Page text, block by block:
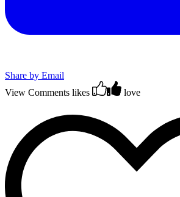
Share by Email
View Comments likes love